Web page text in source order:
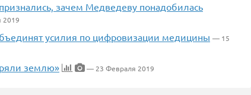
зачем Медведеву понадобилась
2019
усилия по цифровизации медицины — 15
землю» — 23 Февраля 2019